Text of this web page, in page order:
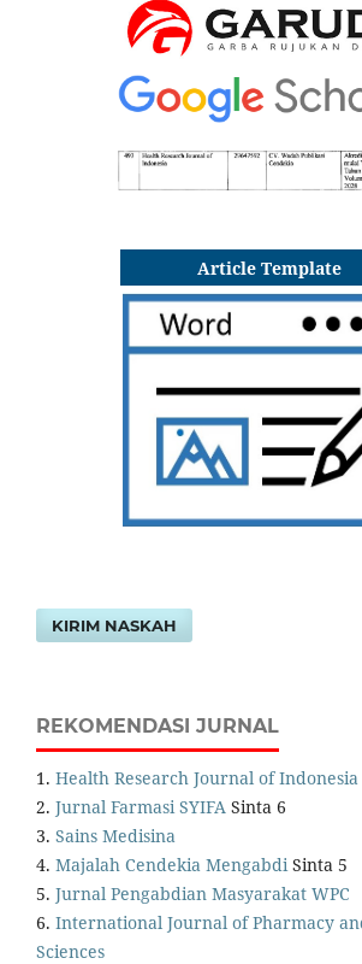
Article Template
KIRIM NASKAH
REKOMENDASI JURNAL
1. Health Research Journal of Indonesia
2. Jurnal Farmasi SYIFA Sinta 6
3. Sains Medisina
4. Majalah Cendekia Mengabdi Sinta 5
5. Jurnal Pengabdian Masyarakat WPC
6. International Journal of Pharmacy
Sciences